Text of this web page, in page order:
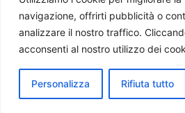
navigazione, offrirti pubblicità o
analizzare il nostro traffico.
acconsenti al nostro utilizzo dei
Personalizza Rifiuta tutto